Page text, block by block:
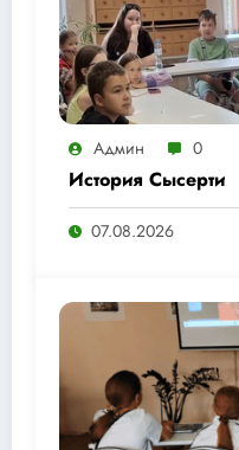
Админ 0
История Сысерти
07.08.2026